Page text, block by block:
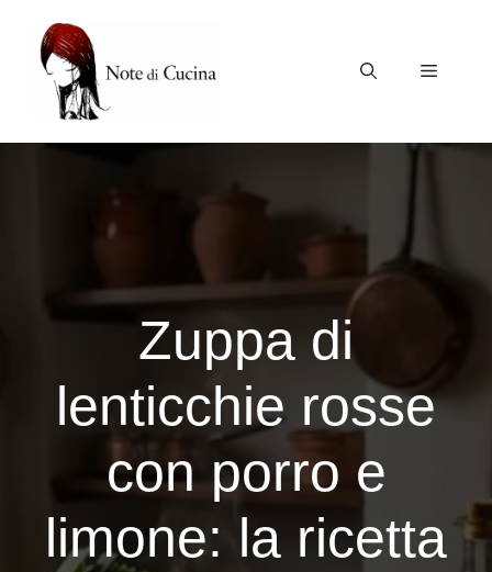
contenuto
Menu
Zuppa di
lenticchie rosse
con porro e
limone: la ricetta